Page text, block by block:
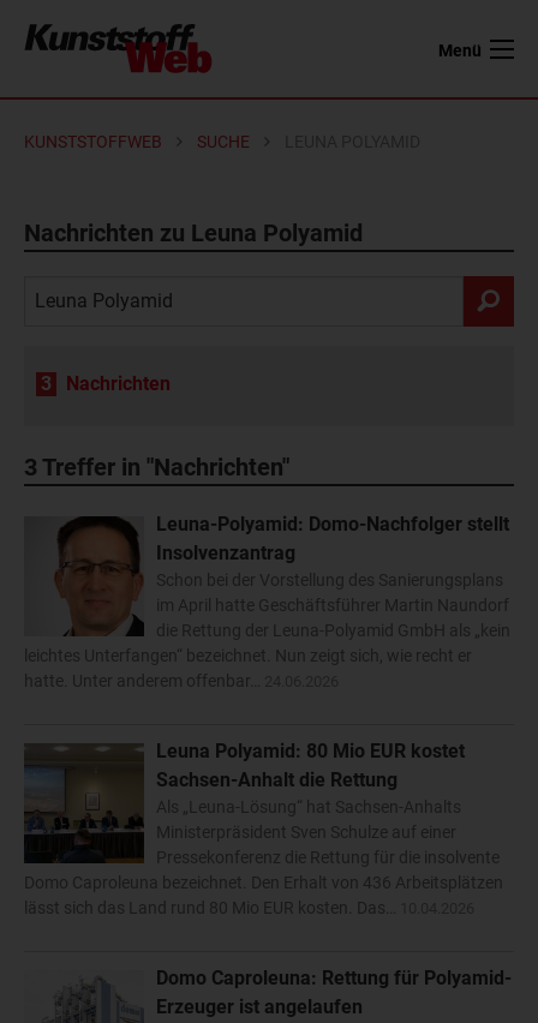
Menü
KUNSTSTOFFWEB SUCHE
Nachrichten zu Leuna Polyamid
3 Nachrichten
3 Treffer in "Nachrichten"
Leuna-Polyamid: Domo-Nachfolger stellt
Insolvenzantrag
Schon bei der Vorstellung des Sanierungsplans
im April hatte Geschäftsführer Martin Naundorf
die Rettung der Leuna-Polyamid GmbH als „kein
leichtes Unterfangen“ bezeichnet. Nun zeigt sich, wie recht er
hatte. Unter anderem offenbar…
Leuna Polyamid: 80 Mio EUR kostet
Sachsen-Anhalt die Rettung
Als „Leuna-Lösung“ hat Sachsen-Anhalts
Ministerpräsident Sven Schulze auf einer
Pressekonferenz die Rettung für die insolvente
Domo Caproleuna bezeichnet. Den Erhalt von 436 Arbeitsplätzen
lässt sich das Land rund 80 Mio EUR kosten. Das…
Domo Caproleuna: Rettung für Polyamid-
Erzeuger ist angelaufen